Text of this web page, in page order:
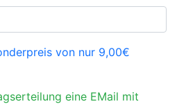
von nur 9,00€
eine EMail mit